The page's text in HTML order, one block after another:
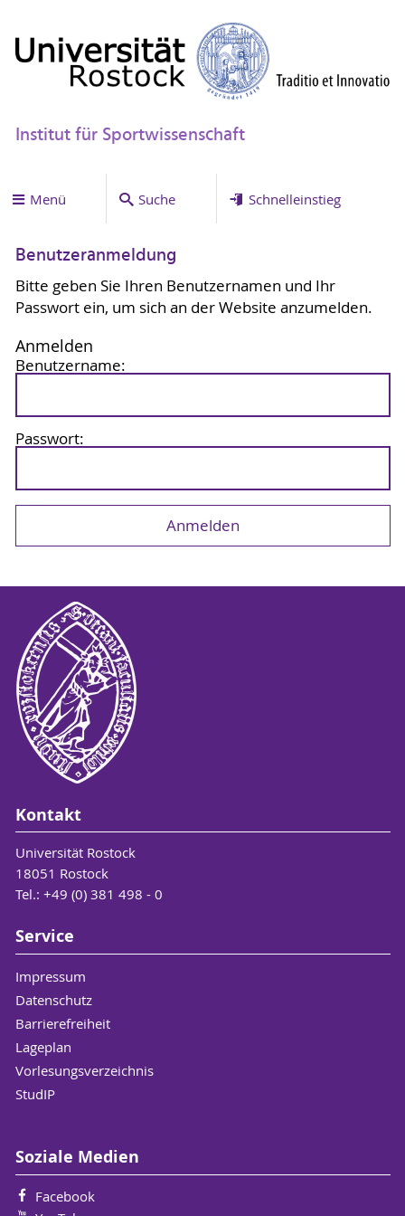
Institut für Sportwissenschaft
Menü Suche Schnelleinstieg
Benutzeranmeldung
Bitte geben Sie Ihren Benutzernamen und Ihr
Passwort ein, um sich an der Website anzumelden.
Anmelden
Benutzername:
Passwort:
Kontakt
Universität Rostock
18051 Rostock
Tel.: +49 (0) 381 498 - 0
Service
Impressum
Datenschutz
Barrierefreiheit
Lageplan
Vorlesungsverzeichnis
StudIP
Soziale Medien
Facebook